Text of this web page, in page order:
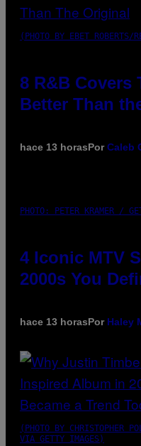
(PHOTO BY EBET ROBERTS/
8 R&B Covers
Better Than
hace 13 horasPorCaleb
PHOTO: PETER KRAMER /
4 Iconic MTV
2000s You
hace 13 horasPor Haley
(PHOTO BY CHRISTOPHER
VIA GETTY IMAGES)